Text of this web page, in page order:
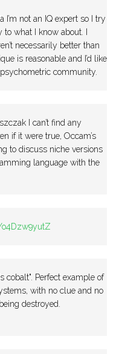
I’m not an IQ expert so I try
what I know about. I
necessarily better than
is reasonable and I’d like
community.
I can’t find any
if it were true, Occam’s
to discuss niche versions
language with the
cobalt". Perfect example of
with no clue and no
destroyed.